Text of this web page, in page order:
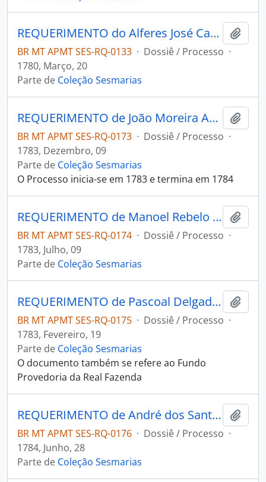
REQUERIMENTO do Alferes José Caetano da Fonseca ao Governador e Capitão-General da Capitania de Mato Grosso Luís de Albuquerque de Melo Pereira e Cáceres.
BR MT APMT SES-RQ-0133 · Dossiê / Processo ·
1780, Março, 20
Parte de Coleção Sesmarias
REQUERIMENTO de João Moreira Arouca para o Governador e Capitão-General da Capitania de Mato Grosso Luís de Albuquerque de Melo Pereira e Cáceres.
BR MT APMT SES-RQ-0173 · Dossiê / Processo ·
1783, Dezembro, 09
Parte de Coleção Sesmarias
O Processo inicia-se em 1783 e termina em 1784
REQUERIMENTO de Manoel Rebelo Leite para o Governador e Capitão-General da Capitania de Mato Grosso Luís de Albuquerque de Melo Pereira e Cáceres.
BR MT APMT SES-RQ-0174 · Dossiê / Processo ·
1783, Julho, 09
Parte de Coleção Sesmarias
REQUERIMENTO de Pascoal Delgado Lobo para o Governador e Capitão-General da Capitania de Mato Grosso Luís de Albuquerque de Melo Pereira e Cáceres.
BR MT APMT SES-RQ-0175 · Dossiê / Processo ·
1783, Fevereiro, 19
Parte de Coleção Sesmarias
O documento também se refere ao Fundo
Provedoria da Real Fazenda
REQUERIMENTO de André dos Santos Ferreira ao Governador e Capitão-General da Capitania de Mato Grosso Luiz de Albuquerque de Melo Pereira e Cáceres.
BR MT APMT SES-RQ-0176 · Dossiê / Processo ·
1784, Junho, 28
Parte de Coleção Sesmarias